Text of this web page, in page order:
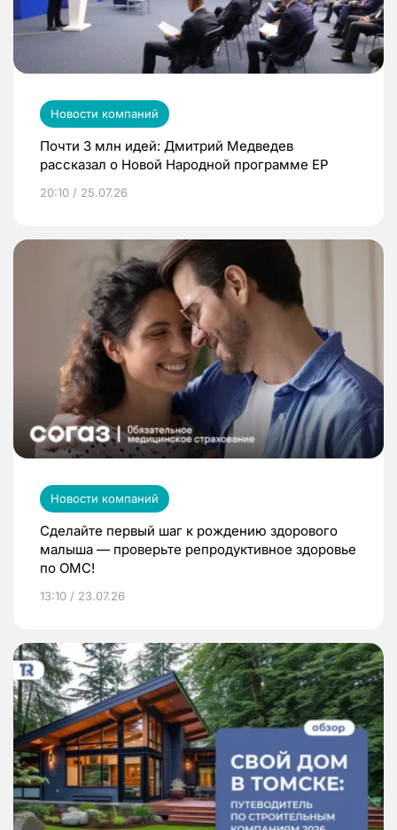
Новости компаний
Почти 3 млн идей: Дмитрий Медведев
рассказал о Новой Народной программе ЕР
20:10 / 25.07.26
Новости компаний
Сделайте первый шаг к рождению здорового
малыша — проверьте репродуктивное здоровье
по ОМС!
13:10 / 23.07.26